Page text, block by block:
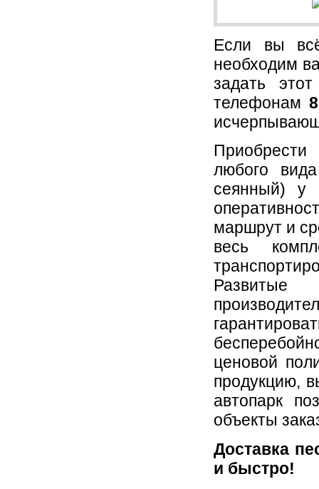
Если вы
необходим
задать
телефонам
любого
сеянный) у
маршрут и
весь
ценовой
продукцию,
автопарк
объекты
Доставка
и быстро!